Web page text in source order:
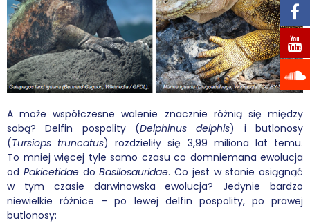
A może współczesne walenie znacznie różnią się między
sobą? Delfin pospolity (Delphinus delphis) i butlonosy
(Tursiops truncatus) rozdzieliły się 3,99 miliona lat temu.
To mniej więcej tyle samo czasu co domniemana ewolucja
od PakicetidaedoBasilosauridae. Co jest w stanie osiągnąć
w tym czasie darwinowska ewolucja? Jedynie bardzo
niewielkie różnice – po lewej delfin pospolity, po prawej
butlonosy: